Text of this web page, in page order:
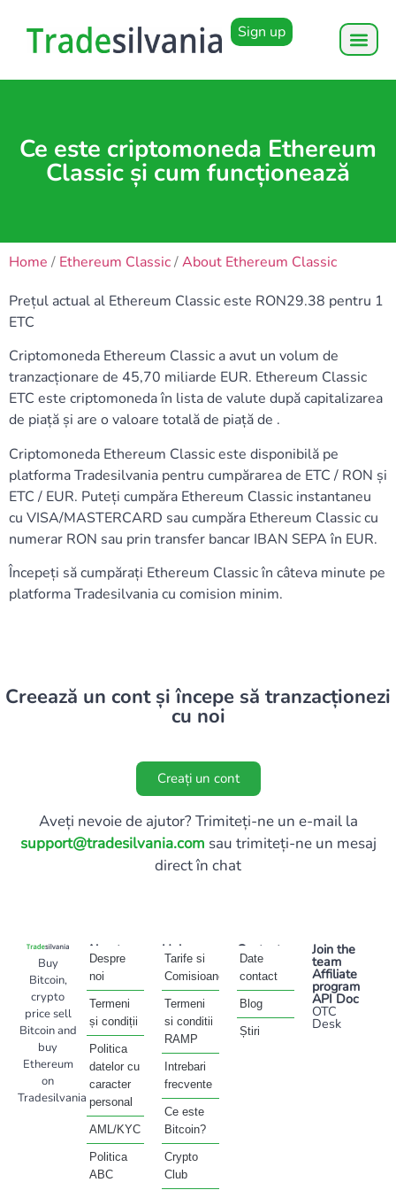
Sign up
Ce este criptomoneda Ethereum
Classic și cum funcționează
Home / Ethereum Classic/About Ethereum Classic
Prețul actual al Ethereum Classic este RON29.38 pentru 1
ETC
Criptomoneda Ethereum Classic a avut un volum de
tranzacționare de 45,70 miliarde EUR. Ethereum Classic
ETC este criptomoneda în lista de valute după capitalizarea
de piață și are o valoare totală de piață de .
Criptomoneda Ethereum Classic este disponibilă pe
platforma Tradesilvania pentru cumpărarea de ETC / RON și
ETC / EUR. Puteți cumpăra Ethereum Classic instantaneu
cu VISA/MASTERCARD sau cumpăra Ethereum Classic cu
numerar RON sau prin transfer bancar IBAN SEPA în EUR.
Începeți să cumpărați Ethereum Classic în câteva minute pe
platforma Tradesilvania cu comision minim.
Creează un cont și începe să tranzacționezi
cu noi
Creați un cont
Aveți nevoie de ajutor? Trimiteți-ne un e-mail la
support@tradesilvania.com sau trimiteți-ne un mesaj
direct în chat
Buy
Bitcoin,
crypto
price sell
Bitcoin and
buy
Ethereum
on
Tradesilvania
About
Despre
noi
Termeni
și condiții
Politica
datelor cu
caracter
personal
AML/KYC
Politica
ABC
Help
Tarife si
Comisioane
Termeni
si conditii
RAMP
Intrebari
frecvente
Ce este
Bitcoin?
Crypto
Club
Contact
Date
contact
Blog
Știri
Join the
team
Affiliate
program
API Doc
OTC
Desk